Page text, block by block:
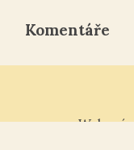
Komentáře
Webové